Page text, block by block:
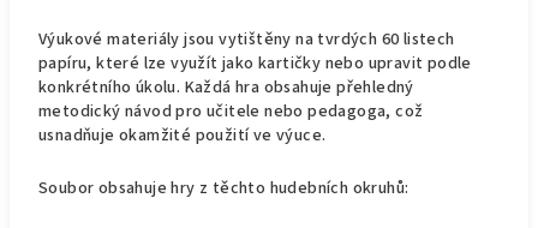
Výukové materiály jsou vytištěny na tvrdých 60 listech
papíru, které lze využít jako kartičky nebo upravit podle
konkrétního úkolu. Každá hra obsahuje přehledný
metodický návod pro učitele nebo pedagoga, což
usnadňuje okamžité použití ve výuce.
Soubor obsahuje hry z těchto hudebních okruhů: